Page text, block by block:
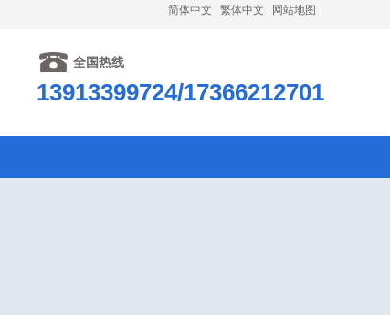
简体中文 繁体中文 网站地图
全国热线
13913399724/17366212701